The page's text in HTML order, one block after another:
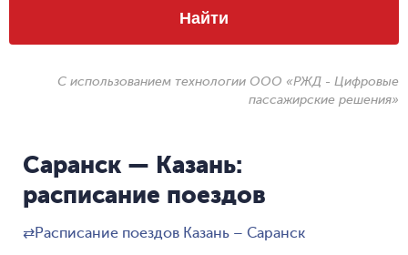
Найти
С использованием технологии ООО «РЖД - Цифровые
пассажирские решения»
Саранск — Казань:
расписание поездов
⇄Расписание поездов Казань – Саранск